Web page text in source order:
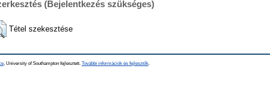
(Bejelentkezés szükséges)
Tétel szekesztése
, University of Southampton fejlesztett. További információk és fejlesztők